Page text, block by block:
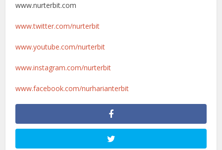
www.nurterbit.com
www.twitter.com/nurterbit
www.youtube.com/nurterbit
www.instagram.com/nurterbit
www.facebook.com/nurharianterbit